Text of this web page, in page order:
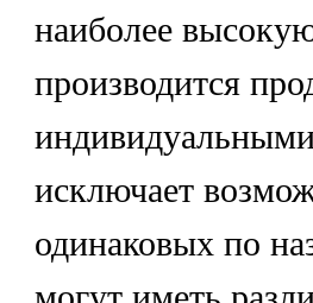
наиболее
производится
исключает
одинаковых по